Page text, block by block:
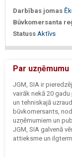
Darbības jomas
Būvkomersanta
Statuss Aktīvs
Par uzņēmumu
JGM, SIA ir
vairāk nekā 20
un tehniskajā
būvkomersants,
uzņēmumiem un
JGM, SIA galvenā
attieksme un